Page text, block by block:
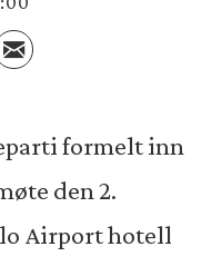
formelt inn
den 2.
Airport hotell